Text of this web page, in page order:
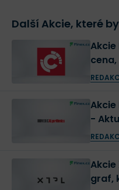
Další Akcie, které
Akcie
-
Akcie Xtpl
graf,